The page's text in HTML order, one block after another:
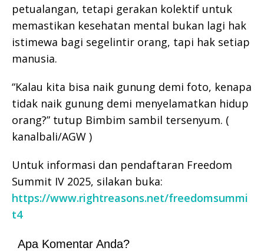
petualangan, tetapi gerakan kolektif untuk
memastikan kesehatan mental bukan lagi hak
istimewa bagi segelintir orang, tapi hak setiap
manusia.
“Kalau kita bisa naik gunung demi foto, kenapa
tidak naik gunung demi menyelamatkan hidup
orang?” tutup Bimbim sambil tersenyum. (
kanalbali/AGW )
Untuk informasi dan pendaftaran Freedom
Summit IV 2025, silakan buka:
https://www.rightreasons.net/freedomsummi
t4
Apa Komentar Anda?